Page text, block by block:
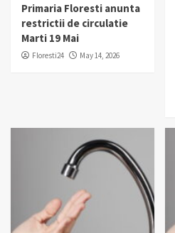
Primaria Floresti anunta
restrictii de circulatie
Marti 19 Mai
Floresti24 May 14, 2026